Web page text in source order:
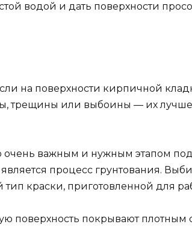
водой и дать поверхности
на поверхности кирпичной
трещины или выбоины — их лучше
очень важным и нужным этапом
процесс грунтования.
краски, приготовленной для
поверхность покрывают плотным